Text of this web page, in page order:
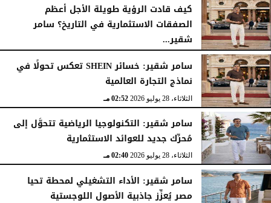
كيف قادت الرؤية طويلة الأجل أعظم
الصفقات الاستثمارية في التاريخ؟ سامر
شقير...
الثلاثاء، 28 يوليو 2026 03:49 مـ
سامر شقير: خسائر SHEIN تعكس تحولًا في
نماذج التجارة العالمية
الثلاثاء، 28 يوليو 2026 02:52 مـ
سامر شقير: التكنولوجيا الرياضية تتحوَّل إلى
مُحرِّك جديد للعوائد الاستثمارية
الثلاثاء، 28 يوليو 2026 02:40 مـ
سامر شقير: الأداء التشغيلي لمحطة تحيا
مصر يُعزِّز جاذبية الأصول اللوجستية